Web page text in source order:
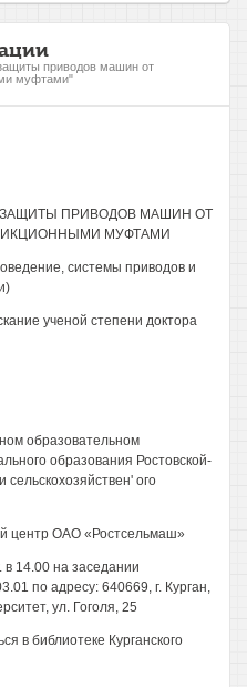
приводов машин от
муфтами"
ПРИВОДОВ МАШИН ОТ
МУФТАМИ
системы приводов и
ученой степени доктора
образовательном
образования Ростовской-
ого
центр ОАО «Ростсельмаш»
в 14.00 на заседании
по адресу: 640669, г. Курган,
ул. Гоголя, 25
в библиотеке Курганского